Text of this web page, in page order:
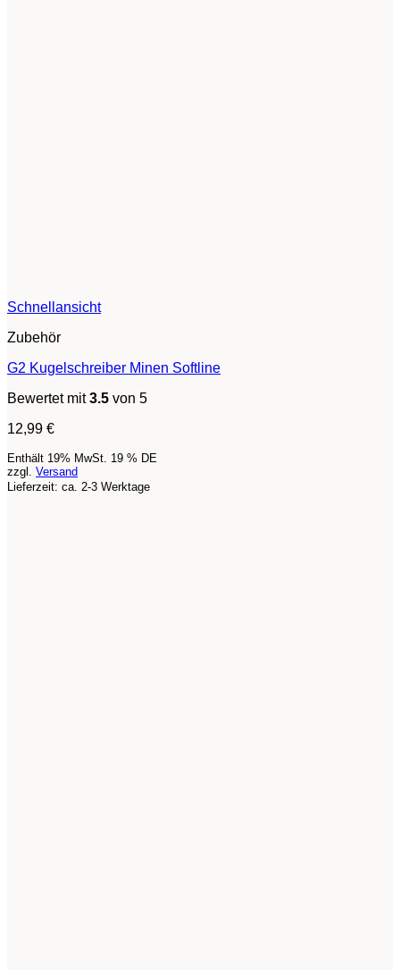
Schnellansicht
Zubehör
G2 Kugelschreiber Minen Softline
Bewertet mit3.5 von 5
12,99 €
Enthält 19% MwSt. 19 % DE
zzgl. Versand
Lieferzeit: ca. 2-3 Werktage